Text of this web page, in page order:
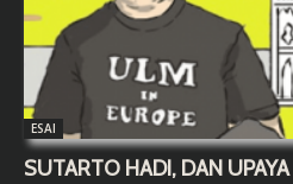
ESAI
SUTARTO HADI, DAN